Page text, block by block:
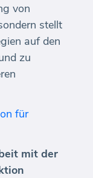
von
stellt
auf den
zu
für
mit der